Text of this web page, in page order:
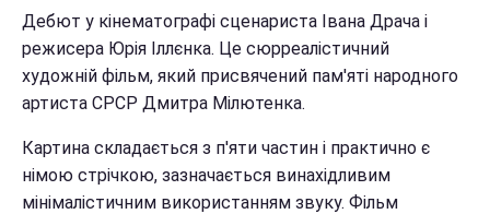
Дебют у кінематографі сценариста Івана Драча і
режисера Юрія Іллєнка. Це сюрреалістичний
художній фільм, який присвячений пам'яті народного
артиста СРСР Дмитра Мілютенка.
Картина складається з п'яти частин і практично є
німою стрічкою, зазначається винахідливим
мінімалістичним використанням звуку. Фільм